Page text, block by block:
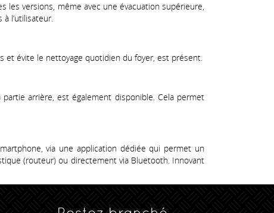
versions, même avec une évacuation supérieure,
l’utilisateur.
et évite le nettoyage quotidien du foyer, est présent.
arrière, est également disponible. Cela permet
via une application dédiée qui permet un
(routeur) ou directement via Bluetooth. Innovant